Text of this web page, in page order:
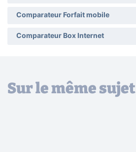
Comparateur Forfait mobile
Comparateur Box Internet
Sur le même sujet